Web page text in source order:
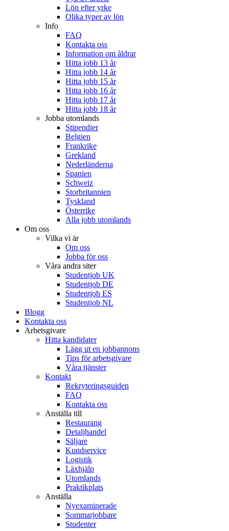
Lön efter yrke
Olika typer av lön
Info
FAQ
Kontakta oss
Information om åldrar
Hitta jobb 13 år
Hitta jobb 14 år
Hitta jobb 15 år
Hitta jobb 16 år
Hitta jobb 17 år
Hitta jobb 18 år
Jobba utomlands
Stipendier
Belgien
Frankrike
Grekland
Nederländerna
Spanien
Schweiz
Storbritannien
Tyskland
Österrike
Alla jobb utomlands
Om oss
Vilka vi är
Om oss
Jobba för oss
Våra andra siter
Studentjob UK
Studentjob DE
Studentjob ES
Studentjob NL
Blogg
Kontakta oss
Arbetsgivare
Hitta kandidater
Lägg ut en jobbannons
Tips för arbetsgivare
Våra tjänster
Kontakt
Rekryteringsguiden
FAQ
Kontakta oss
Anställa till
Restaurang
Detaljhandel
Säljare
Kundservice
Logistik
Läxhjälp
Utomlands
Praktikplats
Anställa
Nyexaminerade
Sommarjobbare
Studenter